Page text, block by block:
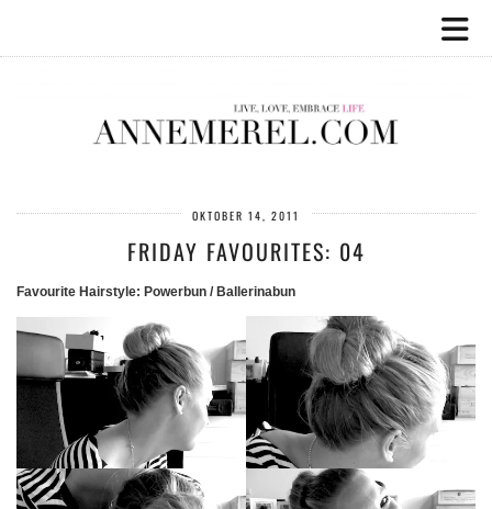
OKTOBER 14, 2011
FRIDAY FAVOURITES: 04
Favourite Hairstyle: Powerbun / Ballerinabun